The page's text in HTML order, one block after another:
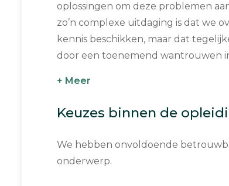
oplossingen om deze problemen
zo’n complexe uitdaging is dat we
kennis beschikken, maar dat
door een toenemend wantrouwen
+ Meer
Keuzes binnen de
We hebben onvoldoende
onderwerp.